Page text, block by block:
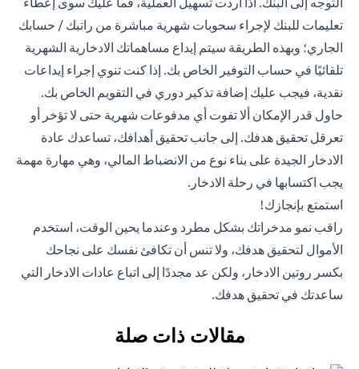
تعليمات للبنك لإجراء سحوبات شهرية مباشرة من راتبك / حسابك
الجاري؛ وبهذه الطريقة سيتم إيداع مساهماتك الادخارية الشهرية
تلقائيًا في حساب التوفير الخاص بك. إذا كنت تنوي إجراء إيداعات
نقدية، فيجب عليك إضافة تذكير دوري في التقويم الخاص بك.
حاول قدر الإمكان ألا تفوت أي مدفوعات شهرية حتى لا تؤخر أو
تعرقل تحقيق هدفك. إلى جانب تحقيق أهدافك، تساعدك عادة
الادخار الجيدة على بناء نوع من الانضباط المالي، وهي مهارة مهمة
يجب اكتسابها في رحلة الادخار.
استمتع بإنجازك!
راقب نمو مدخراتك بشكل مطرد وعندما يحين الوقت، استخدم
الأموال لتحقيق هدفك، ولا تنس أن تكافئ نفسك على نجاحك
بكسر روتين الادخار، ولكن عد مجددًا إلى اتباع عادات الادخار التي
ساعدتك في تحقيق هدفك.
مقالات ذات صلة